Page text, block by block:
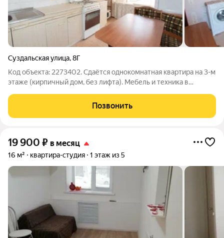
Суздальская улица,8Г
Код объекта: 2273402. Сдаётся однокомнатная квартира на 3-м
этаже (кирпичный дом, без лифта). Мебель и техника в
ниже. Сдадим ответственной семейной паре, без животных.
Позвонить
19 900 ₽ в месяц
16 м² квартира-студия 1 этаж из 5